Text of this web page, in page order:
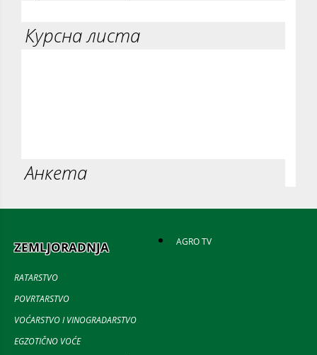
Курсна листа
Анкета
ZEMLJORADNJA
RATARSTVO
POVRTARSTVO
VOĆARSTVO I VINOGRADARSTVO
EGZOTIČNO VOĆE
AGRO TV